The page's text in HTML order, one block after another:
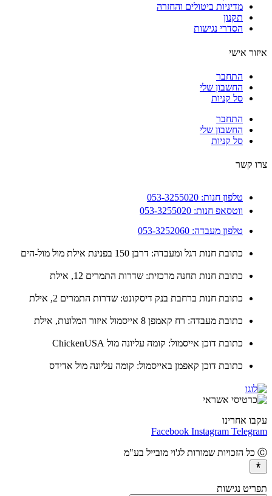
מדיניות ביטולים והחזרה
תקנון
הסדרי נגישות
אישי
התחבר
החשבון שלי
סל קניות
התחבר
החשבון שלי
סל קניות
קשר
טלפון חנות: 053-3255020
ווטסאפ חנות: 053-3255020
טלפון מעבדה: 053-3252060
כתובת חנות דגל ומעבדה: דרבן 150 בפנינת אילת מול מול-הים
כתובת חנות תחנה מרכזית: שדרות התמרים 12, אילת
כתובת חנות ברחבת בנק דיסקונט: שדרות התמרים 2, אילת
כתובת מעבדה: רח קאמפן 8 אייסמול איזור המלונות, אילת
כתובת דוכן אייסמול: קומה עליונה מול ChickenUSA
כתובת דוכן קאפמן באייסמול: קומה עליונה מול אדידס
אחרינו
Facebook Instagram
נגישות